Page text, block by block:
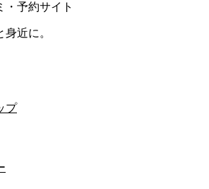
・予約サイト
近に。
プ